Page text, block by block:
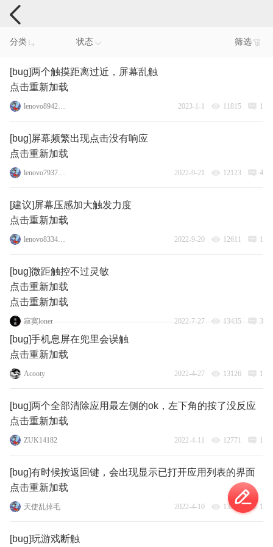
手机反馈
分类 状态 筛选
[bug]两个触摸距离过近，屏幕乱触
点击重新加载
lenovo89425657 2023-1-1 11815 1
[bug]屏幕频繁出现点击没有响应
点击重新加载
lenovo79377019 2022-9-21 12123 4
[建议]屏幕压感加大触发力度
点击重新加载
lenovo83340044 2022-9-20 12611 1
[bug]微距触控不过灵敏
点击重新加载
点击重新加载
寂寞loner 2022-7-27 13435 3
[bug]手机息屏在兜里会误触
点击重新加载
Acooty 2022-4-27 13126 1
[bug]两个全部清除应用最左侧的ok，左下角的按了没反应
点击重新加载
ZUK14182 2022-4-11 12771 1
[bug]有时候按返回键，会出现显示已打开应用列表的界面
点击重新加载
天使乱掉毛 2022-4-10 13050 1
[bug]玩游戏断触